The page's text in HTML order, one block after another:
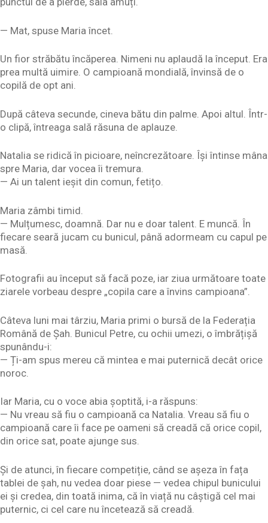
— Mat, spuse Maria încet.
Un fior străbătu încăperea. Nimeni nu aplaudă la început. Era
prea multă uimire. O campioană mondială, învinsă de o
copilă de opt ani.
După câteva secunde, cineva bătu din palme. Apoi altul. Într-
o clipă, întreaga sală răsuna de aplauze.
Natalia se ridică în picioare, neîncrezătoare. Își întinse mâna
spre Maria, dar vocea îi tremura.
— Ai un talent ieșit din comun, fetițo.
Maria zâmbi timid.
— Mulțumesc, doamnă. Dar nu e doar talent. E muncă. În
fiecare seară jucam cu bunicul, până adormeam cu capul pe
masă.
Fotografii au început să facă poze, iar ziua următoare toate
ziarele vorbeau despre „copila care a învins campioana”.
Câteva luni mai târziu, Maria primi o bursă de la Federația
Română de Șah. Bunicul Petre, cu ochii umezi, o îmbrățișă
spunându-i:
— Ți-am spus mereu că mintea e mai puternică decât orice
noroc.
Iar Maria, cu o voce abia șoptită, i-a răspuns:
— Nu vreau să fiu o campioană ca Natalia. Vreau să fiu o
campioană care îi face pe oameni să creadă că orice copil,
din orice sat, poate ajunge sus.
Și de atunci, în fiecare competiție, când se așeza în fața
tablei de șah, nu vedea doar piese — vedea chipul bunicului
ei și credea, din toată inima, că în viață nu câștigă cel mai
puternic, ci cel care nu încetează să creadă.